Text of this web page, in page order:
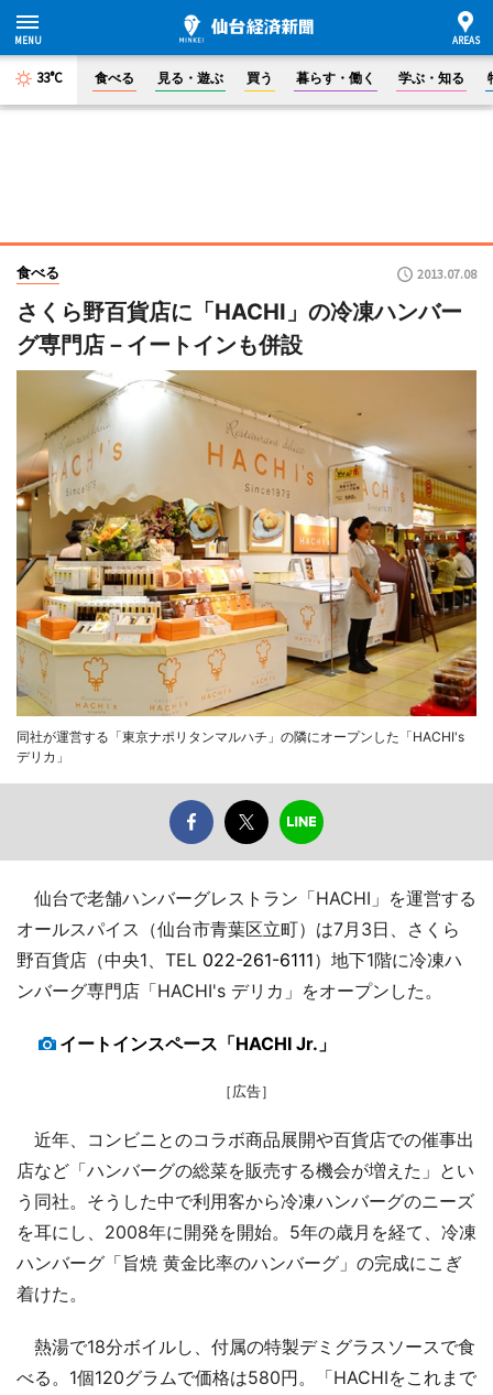
33°C 食べる 見る・遊ぶ 買う 暮らす・働く 学ぶ・知る
食べる 2013.07.08
さくら野百貨店に「HACHI」の冷凍ハンバー
グ専門店－イートインも併設
同社が運営する「東京ナポリタンマルハチ」の隣にオープンした「HACHI's
デリカ」
仙台で老舗ハンバーグレストラン「HACHI」を運営する
オールスパイス（仙台市青葉区立町）は7月3日、さくら
野百貨店（中央1、TEL 022-261-6111）地下1階に冷凍ハ
ンバーグ専門店「HACHI's デリカ」をオープンした。
イートインスペース「HACHI Jr.」
［広告］
近年、コンビニとのコラボ商品展開や百貨店での催事出
店など「ハンバーグの総菜を販売する機会が増えた」とい
う同社。そうした中で利用客から冷凍ハンバーグのニーズ
を耳にし、2008年に開発を開始。5年の歳月を経て、冷凍
ハンバーグ「旨焼 黄金比率のハンバーグ」の完成にこぎ
着けた。
熱湯で18分ボイルし、付属の特製デミグラスソースで食
べる。1個120グラムで価格は580円。「HACHIをこれまで